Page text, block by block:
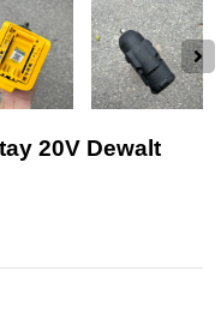
20V Dewalt